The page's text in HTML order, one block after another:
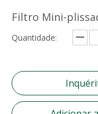
Filtro Mini-
Quantidade: